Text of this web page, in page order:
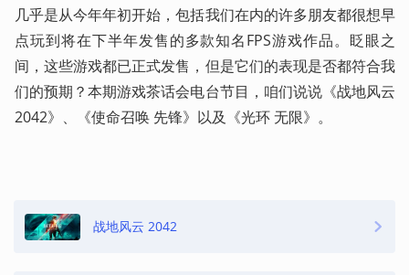
几乎是从今年年初开始，包括我们在内的许多朋友都很想早
点玩到将在下半年发售的多款知名FPS游戏作品。眨眼之
间，这些游戏都已正式发售，但是它们的表现是否都符合我
们的预期？本期游戏茶话会电台节目，咱们说说《战地风云
2042》、《使命召唤 先锋》以及《光环 无限》。
战地风云 2042